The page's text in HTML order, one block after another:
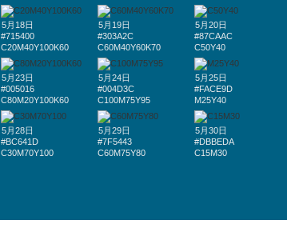
5月18日
#715400
C20M40Y100K60
5月19日
#303A2C
C60M40Y60K70
5月20日
#87CAAC
C50Y40
5月23日
#005016
C80M20Y100K60
5月24日
#004D3C
C100M75Y95
5月25日
#FACE9D
M25Y40
5月28日
#BC641D
C30M70Y100
5月29日
#7F5443
C60M75Y80
5月30日
#DBBEDA
C15M30